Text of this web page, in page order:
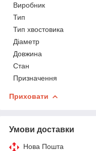
Виробник
Тип
Тип хвостовика
Діаметр
Довжина
Стан
Призначення
Приховати
Умови доставки
Нова Пошта